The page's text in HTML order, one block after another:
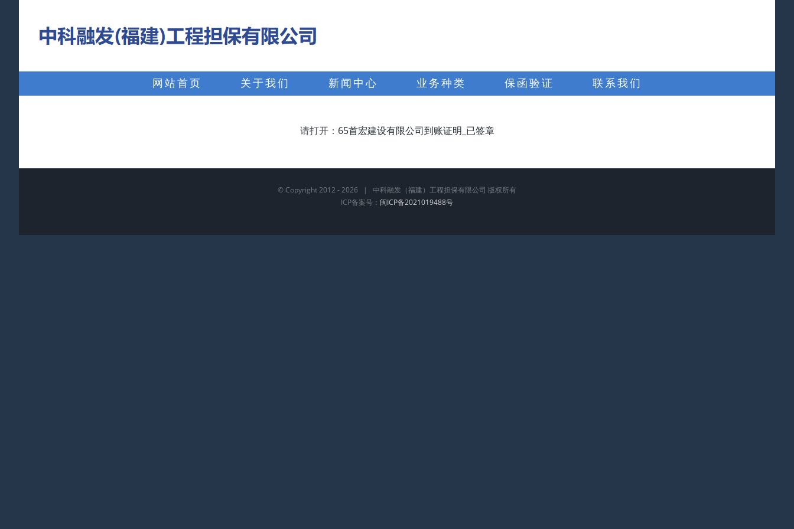
搜
网站首页 关于我们 新闻中心 业务种类 保函验证 联系我们
请打开： 65首宏建设有限公司到账证明_已签章
© Copyright 2012 -2026 | 中科融发（福建）工程担保有限公司 版权所有
ICP备案号： 闽ICP备2021019488号